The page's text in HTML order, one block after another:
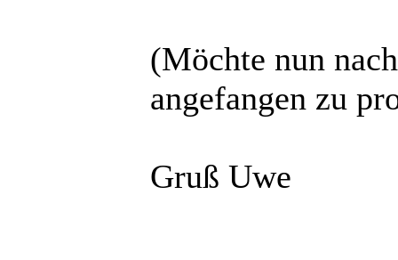
(Möchte nun
angefangen zu
Gruß Uwe